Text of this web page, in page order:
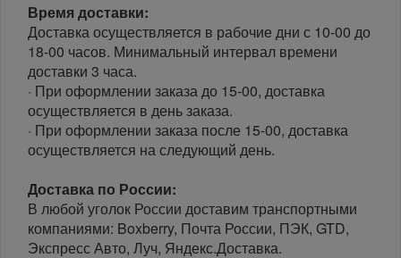
Время доставки:
Доставка осуществляется в рабочие дни с 10-00 до
18-00 часов. Минимальный интервал времени
доставки 3 часа.
· При оформлении заказа до 15-00, доставка
осуществляется в день заказа.
· При оформлении заказа после 15-00, доставка
осуществляется на следующий день.
Доставка по России:
В любой уголок России доставим транспортными
компаниями: Boxberry, Почта России, ПЭК, GTD,
Экспресс Авто, Луч, Яндекс.Доставка.